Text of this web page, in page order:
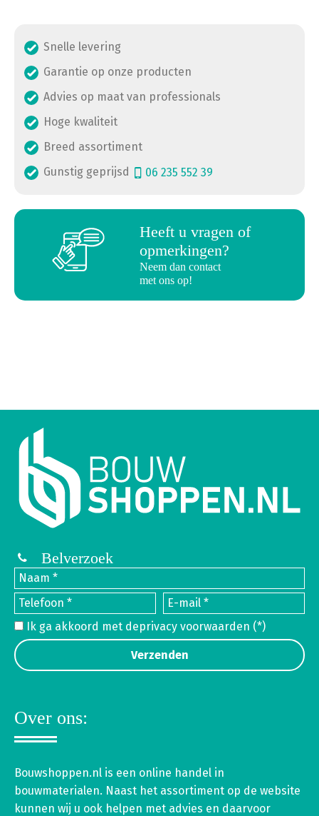
Snelle levering
Garantie op onze producten
Advies op maat van professionals
Hoge kwaliteit
Breed assortiment
Gunstig geprijsd
06 235 552 39
Heeft u vragen of
opmerkingen?
Neem dan contact
met ons op!
a
Belverzoek
Ik ga akkoord met deprivacy voorwaarden (*)
Over ons:
Bouwshoppen.nl is een online handel in
bouwmaterialen. Naast het assortiment op de website
kunnen wij u ook helpen met advies en daarvoor